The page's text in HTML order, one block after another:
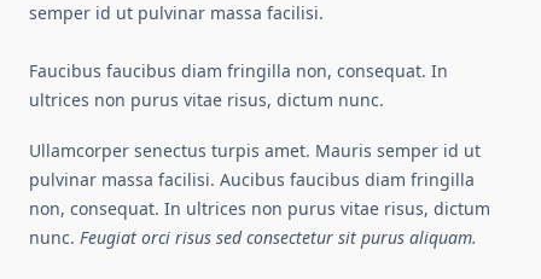
semper id ut pulvinar massa facilisi.
Faucibus faucibus diam fringilla non, consequat. In
ultrices non purus vitae risus, dictum nunc.
Ullamcorper senectus turpis amet. Mauris semper id ut
pulvinar massa facilisi. Aucibus faucibus diam fringilla
non, consequat. In ultrices non purus vitae risus, dictum
nunc. Feugiat orci risus sed consectetur sit purus aliquam.